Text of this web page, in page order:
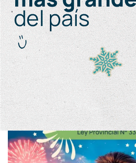
Abordaje de la discapacidad
Capacitan a docentes
aulas en espacios más
inclusivos